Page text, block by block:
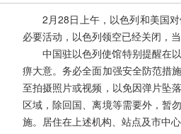
2月28日上午，以色列和美国
必要活动，以色列领空已经关闭，
中国驻以色列使馆特别提醒在
痹大意。务必全面加强安全防范措
至拍摄照片或视频，以免因弹片坠
区域，除回国、离境等需要外，暂
施。居住在上述机构、站点及市中